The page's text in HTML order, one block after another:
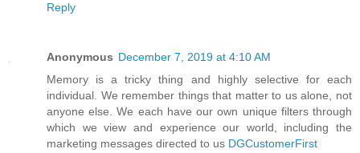
Reply
Anonymous December 7, 2019 at 4:10 AM
Memory is a tricky thing and highly selective for each
individual. We remember things that matter to us alone, not
anyone else. We each have our own unique filters through
which we view and experience our world, including the
marketing messages directed to us DGCustomerFirst